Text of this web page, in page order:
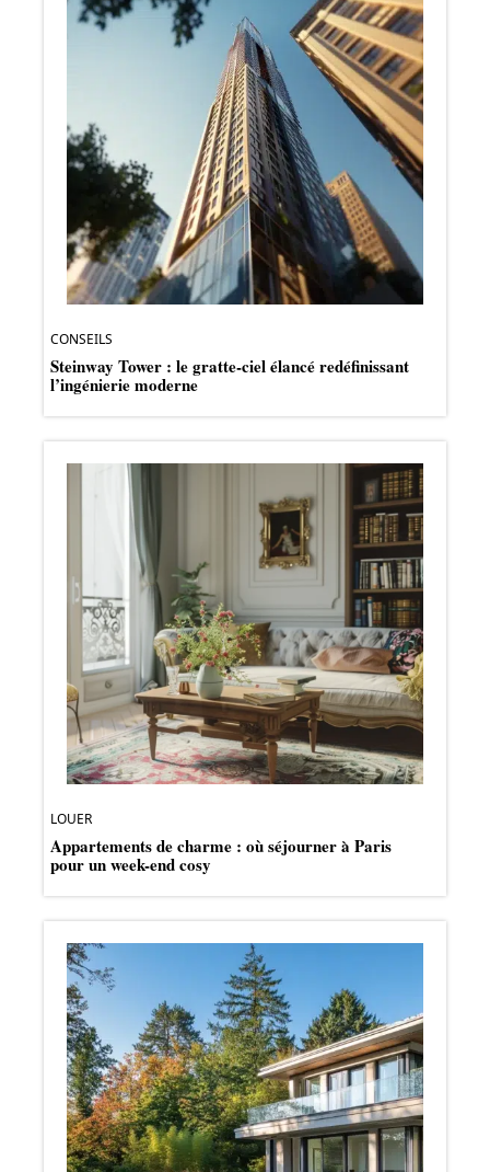
CONSEILS
Steinway Tower : le gratte-ciel élancé redéfinissant
l’ingénierie moderne
LOUER
Appartements de charme : où séjourner à Paris
pour un week-end cosy